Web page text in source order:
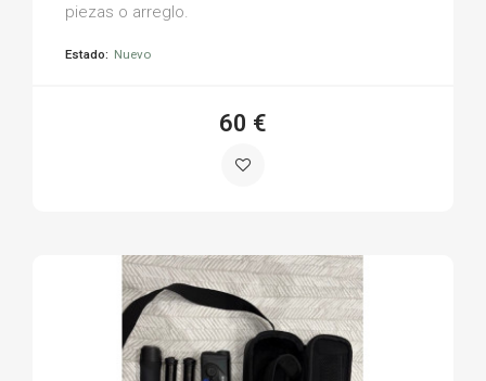
piezas o arreglo.
Estado: Nuevo
60 €